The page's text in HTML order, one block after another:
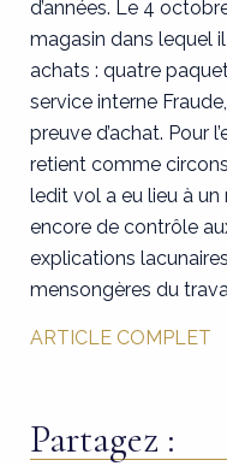
d’années. Le 4
magasin dans lequel
achats : quatre
service interne
preuve d’achat. Pour
retient comme
ledit vol a eu lieu à un
encore de contrôle
explications
mensongères du
ARTICLE COMPLET
Partagez :